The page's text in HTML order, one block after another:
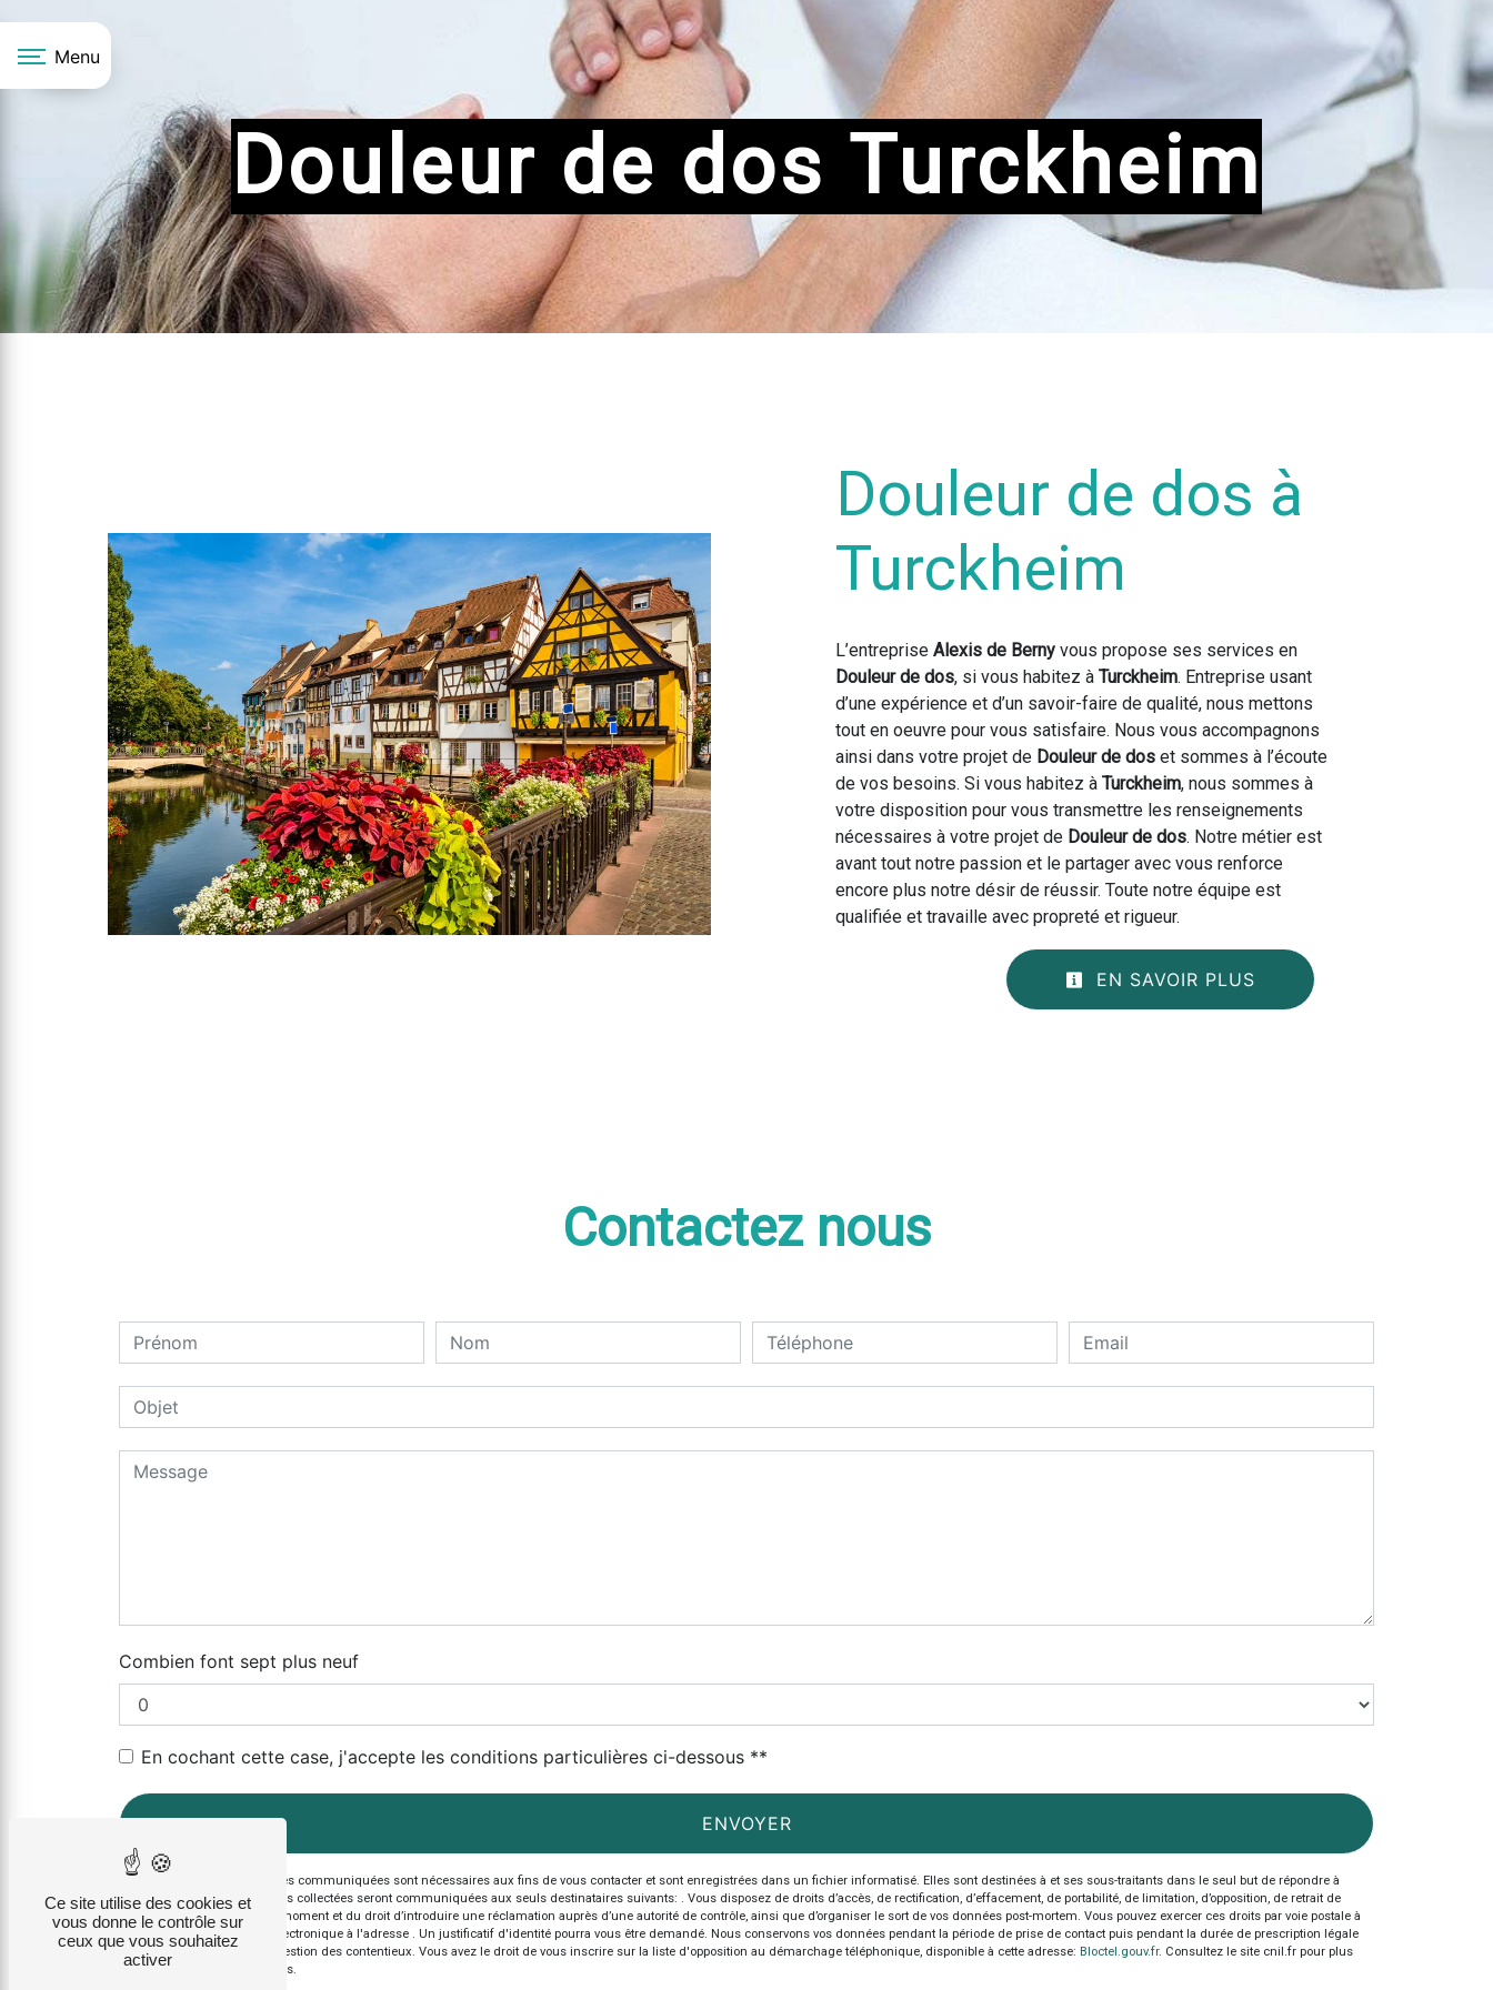
Menu
Douleur de dos Turckheim
Douleur de dos à
Turckheim
L’entreprise Alexis de Berny vous propose ses services en
Douleur de dos, si vous habitez à Turckheim. Entreprise usant
d’une expérience et d’un savoir-faire de qualité, nous mettons
tout en oeuvre pour vous satisfaire. Nous vous accompagnons
ainsi dans votre projet de Douleur de dos et sommes à l’écoute
de vos besoins. Si vous habitez à Turckheim, nous sommes à
votre disposition pour vous transmettre les renseignements
nécessaires à votre projet de Douleur de dos. Notre métier est
avant tout notre passion et le partager avec vous renforce
encore plus notre désir de réussir. Toute notre équipe est
qualifiée et travaille avec propreté et rigueur.
EN SAVOIR PLUS
Contactez nous
Combien font sept plus neuf
En cochant cette case, j'accepte les conditions particulières ci-dessous **
ENVOYER
** Les données personnelles communiquées sont nécessaires aux fins de vous contacter et sont enregistrées dans un fichier informatisé. Elles sont destinées à et ses sous-traitants dans le seul but de répondre à
votre message. Les données collectées seront communiquées aux seuls destinataires suivants: . Vous disposez de droits d’accès, de rectification, d’effacement, de portabilité, de limitation, d’opposition, de retrait de
votre consentement à tout moment et du droit d’introduire une réclamation auprès d’une autorité de contrôle, ainsi que d’organiser le sort de vos données post-mortem. Vous pouvez exercer ces droits par voie postale à
l'adresse ou par courrier électronique à l'adresse . Un justificatif d'identité pourra vous être demandé. Nous conservons vos données pendant la période de prise de contact puis pendant la durée de prescription légale
aux fins probatoires et de gestion des contentieux. Vous avez le droit de vous inscrire sur la liste d'opposition au démarchage téléphonique, disponible à cette adresse: Bloctel.gouv.fr. Consultez le site cnil.fr pour plus
d’informations sur vos droits.
Ce site utilise des cookies et
vous donne le contrôle sur
ceux que vous souhaitez
activer